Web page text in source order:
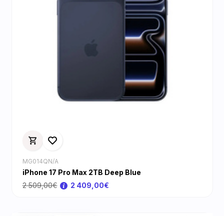
MG014QN/A
iPhone 17 Pro Max 2TB Deep Blue
2 509,00€
2 409,00€